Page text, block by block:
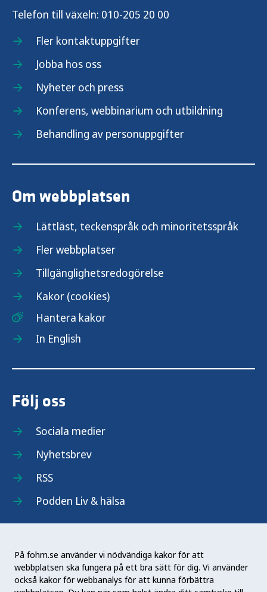
På fohm.se använder vi nödvändiga kakor för att
webbplatsen ska fungera på ett bra sätt för dig. Vi använder
också kakor för webbanalys för att kunna förbättra
Telefon till växeln: 010-205 20 00
Fler kontaktuppgifter
Jobba hos oss
Nyheter och press
Konferens, webbinarium och utbildning
Behandling av personuppgifter
Om webbplatsen
Lättläst, teckenspråk och minoritetsspråk
Fler webbplatser
Tillgänglighetsredogörelse
Kakor (cookies)
Hantera kakor
In English
Följ oss
Sociala medier
Nyhetsbrev
RSS
Podden Liv & hälsa
Folkhälsomyndigheten (Fohm) är en nationell